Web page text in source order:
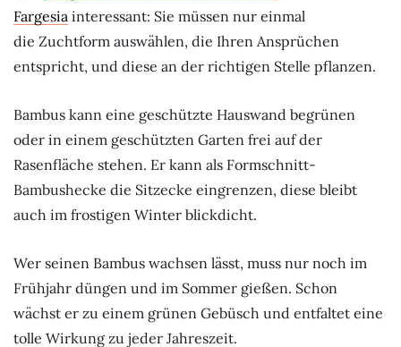
Fargesia interessant: Sie müssen nur einmal
die Zuchtform auswählen, die Ihren Ansprüchen
entspricht, und diese an der richtigen Stelle pflanzen.
Bambus kann eine geschützte Hauswand begrünen
oder in einem geschützten Garten frei auf der
Rasenfläche stehen. Er kann als Formschnitt-
Bambushecke die Sitzecke eingrenzen, diese bleibt
auch im frostigen Winter blickdicht.
Wer seinen Bambus wachsen lässt, muss nur noch im
Frühjahr düngen und im Sommer gießen. Schon
wächst er zu einem grünen Gebüsch und entfaltet eine
tolle Wirkung zu jeder Jahreszeit.